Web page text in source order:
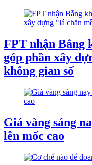
FPT nhận Bằng
góp phần xây
không gian số
Giá vàng sáng
lên mốc cao